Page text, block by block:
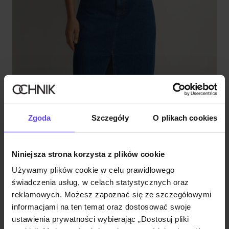
Zgoda Szczegóły O plikach cookies
Niniejsza strona korzysta z plików cookie
Używamy plików cookie w celu prawidłowego
świadczenia usług, w celach statystycznych oraz
reklamowych. Możesz zapoznać się ze szczegółowymi
informacjami na ten temat oraz dostosować swoje
ustawienia prywatności wybierając „Dostosuj pliki
Brązowa bluzka damska ze ściągaczem
4.9 (448)